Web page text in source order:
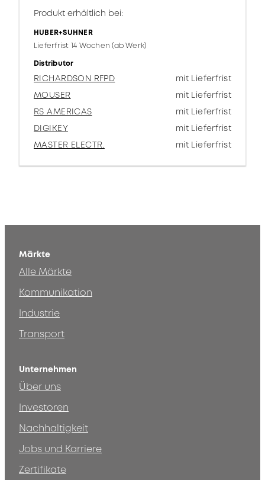
Produkt erhältlich bei:
HUBER+SUHNER
Lieferfrist 14 Wochen (ab Werk)
Distributor
RICHARDSON RFPD
mit Lieferfrist
MOUSER
mit Lieferfrist
RS AMERICAS
mit Lieferfrist
DIGIKEY
mit Lieferfrist
MASTER ELECTR.
mit Lieferfrist
Märkte
Alle Märkte
Kommunikation
Industrie
Transport
Unternehmen
Über uns
Investoren
Nachhaltigkeit
Jobs und Karriere
Zertifikate